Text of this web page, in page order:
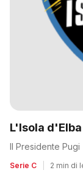
L'Isola
Il Presidente
Serie C 2 min di